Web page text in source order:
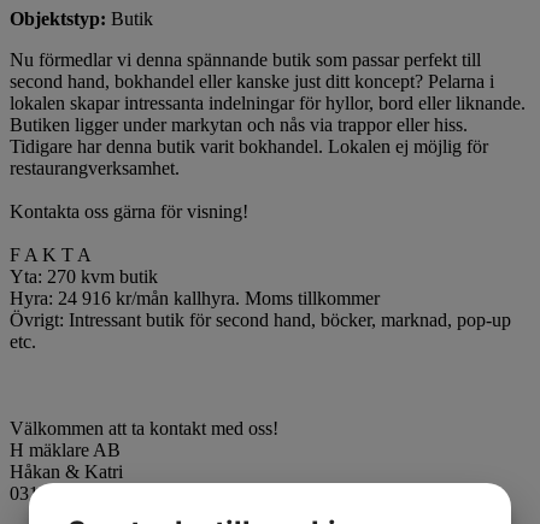
Objektstyp: Butik
Nu förmedlar vi denna spännande butik som passar perfekt till
second hand, bokhandel eller kanske just ditt koncept? Pelarna i
lokalen skapar intressanta indelningar för hyllor, bord eller liknande.
Butiken ligger under markytan och nås via trappor eller hiss.
Tidigare har denna butik varit bokhandel. Lokalen ej möjlig för
restaurangverksamhet.
Kontakta oss gärna för visning!
F A K T A
Yta: 270 kvm butik
Hyra: 24 916 kr/mån kallhyra. Moms tillkommer
Övrigt: Intressant butik för second hand, böcker, marknad, pop-up
etc.
Välkommen att ta kontakt med oss!
H mäklare AB
Håkan & Katri
031-775 90 80